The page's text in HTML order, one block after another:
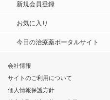
新規会員登録
お気に入り
今日の治療薬ポータルサイト
会社情報
サイトのご利用について
個人情報保護方針